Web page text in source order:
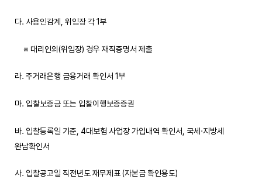
다. 사용인감계, 위임장 각 1부
※ 대리인의(위임장) 경우 재직증명서 제출
라. 주거래은행 금융거래 확인서 1부
마. 입찰보증금 또는 입찰이행보증증권
바. 입찰등록일 기준, 4대보험 사업장 가입내역 확인서, 국세·지방세
완납확인서
사. 입찰공고일 직전년도 재무제표 (자본금 확인용도)